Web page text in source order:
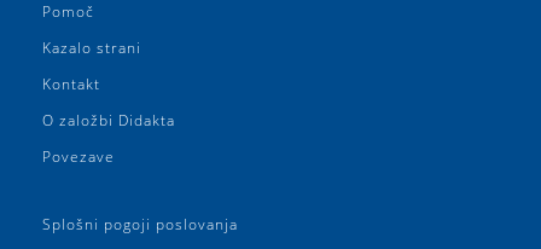
Pomoč
Kazalo strani
Kontakt
O založbi Didakta
Povezave
Splošni pogoji poslovanja